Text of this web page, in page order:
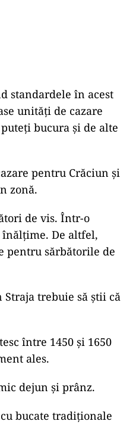
standardele în acest
unități de cazare
bucura și de alte
pentru Crăciun și
zonă.
de vis. Într-o
De altfel,
pentru sărbătorile de
trebuie să știi că
între 1450 și 1650
ales.
dejun și prânz.
bucate tradiționale